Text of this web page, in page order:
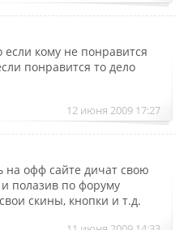
если кому не понравится
понравится то дело
12 июня 2009 17:27
офф сайте дичат свою
и полазив по форуму
скины, кнопки и т.д.